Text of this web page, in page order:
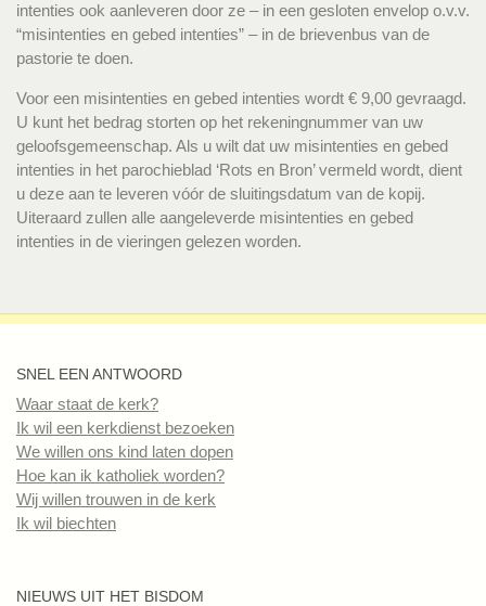
intenties ook aanleveren door ze – in een gesloten envelop o.v.v.
“misintenties en gebed intenties” – in de brievenbus van de
pastorie te doen.
Voor een misintenties en gebed intenties wordt € 9,00 gevraagd.
U kunt het bedrag storten op het rekeningnummer van uw
geloofsgemeenschap. Als u wilt dat uw misintenties en gebed
intenties in het parochieblad ‘Rots en Bron’ vermeld wordt, dient
u deze aan te leveren vóór de sluitingsdatum van de kopij.
Uiteraard zullen alle aangeleverde misintenties en gebed
intenties in de vieringen gelezen worden.
SNEL EEN ANTWOORD
Waar staat de kerk?
Ik wil een kerkdienst bezoeken
We willen ons kind laten dopen
Hoe kan ik katholiek worden?
Wij willen trouwen in de kerk
Ik wil biechten
NIEUWS UIT HET BISDOM